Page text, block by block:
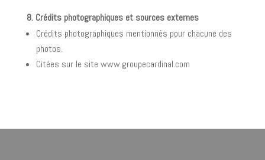
8. Crédits photographiques et sources externes
Crédits photographiques mentionnés pour chacune des
photos.
Citées sur le site www.groupecardinal.com